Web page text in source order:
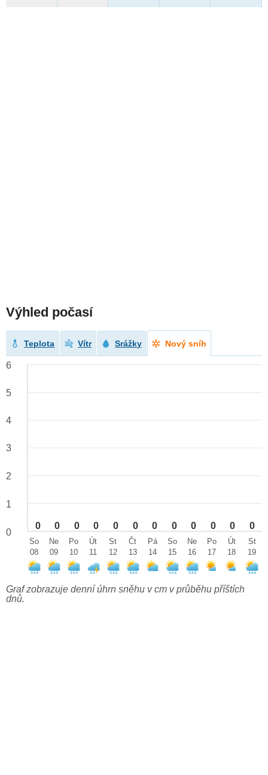
Výhled počasí
Teplota Vítr Srážky Nový sníh
0 0 0 0 0 0 0 0 0 0 0 0
6
5
4
3
2
1
0
So
08
Ne
09
Po
10
Út
11
St
12
Čt
13
Pá
14
So
15
Ne
16
Po
17
Út
18
St
19
Graf zobrazuje denní úhrn sněhu v cm v průběhu příštích
dnů.